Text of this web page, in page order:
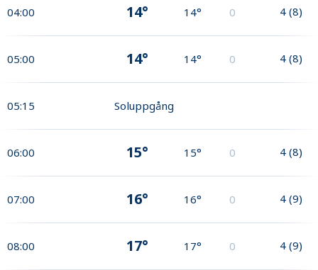
04:00 14° 14° 0 4 (8)
05:00 14° 14° 0 4 (8)
05:15 Soluppgång
06:00 15° 15° 0 4 (8)
07:00 16° 16° 0 4 (9)
08:00 17° 17° 0 4 (9)